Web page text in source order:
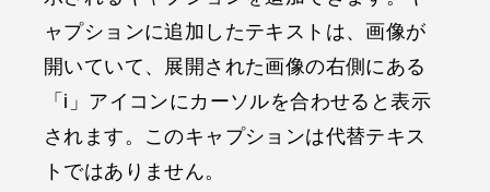
ャプションに追加したテキストは、画像が
開いていて、展開された画像の右側にある
「i」アイコンにカーソルを合わせると表示
されます。このキャプションは代替テキス
トではありません。